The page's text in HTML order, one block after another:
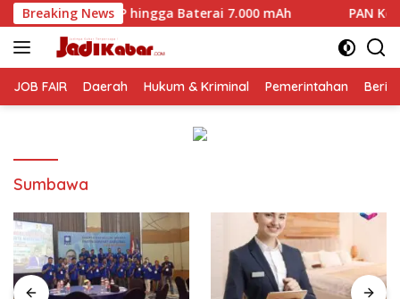
Langsung
ke
konten
Breaking News
hingga Baterai 7.000 mAh PAN Kota Magelang Mulai
JOB FAIR Daerah Hukum & Kriminal Pemerintahan
Sumbawa